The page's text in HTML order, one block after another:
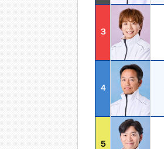
３
４
５